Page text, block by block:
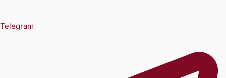
Telegram